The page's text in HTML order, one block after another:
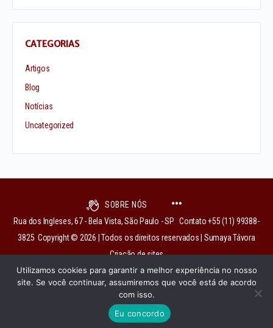
CATEGORIAS
Artigos
Blog
Notícias
Uncategorized
SOBRE NÓS
Rua dos Ingleses, 67 - Bela Vista, São Paulo - SP Contato +55 (11) 99388-
3825 Copyright © 2026 | Todos os direitos reservados | Sumaya Távora
Criação de sites
institutobixiga@gmail.com
Utilizamos cookies para garantir a melhor experiência no nosso
site. Se você continuar, assumiremos que você está de acordo
com isso.
Eu concordo